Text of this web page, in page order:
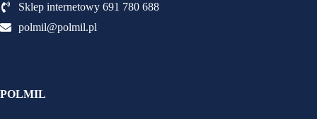
Sklep internetowy 691 780 688
polmil@polmil.pl
POLMIL